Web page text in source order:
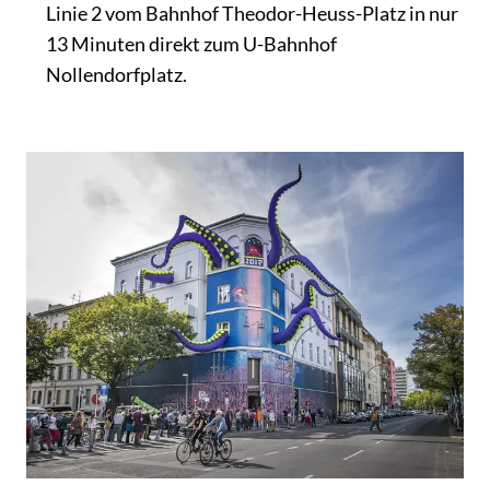
Linie 2 vom Bahnhof Theodor-Heuss-Platz in nur
13 Minuten direkt zum U-Bahnhof
Nollendorfplatz.